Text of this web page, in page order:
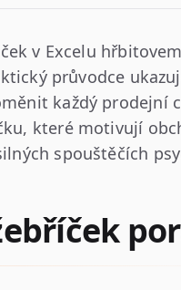
v Excelu
průvodce
každý prodejní
které motivují
spouštěčích